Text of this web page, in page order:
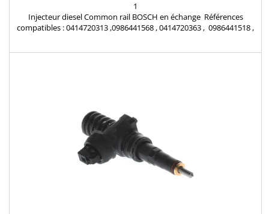
1
Injecteur diesel Common rail BOSCH en échange Références
compatibles : 0414720313 ,0986441568 , 0414720363 , 0986441518 ,